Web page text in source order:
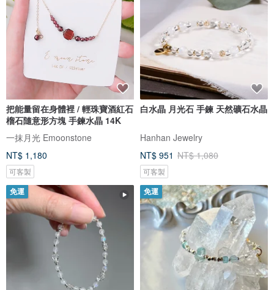
把能量留在身體裡 / 輕珠寶酒紅石
榴石隨意形方塊 手鍊水晶 14K
一抹月光 Emoonstone
NT$ 1,180
可客製
白水晶 月光石 手鍊 天然礦石水晶
Hanhan Jewelry
NT$ 951 NT$ 1,080
可客製
免運 免運